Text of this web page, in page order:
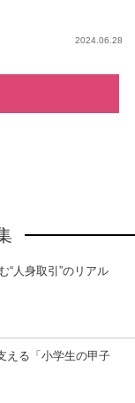
2024.06.28
“人身取引”のリアル
える「小学生の甲子